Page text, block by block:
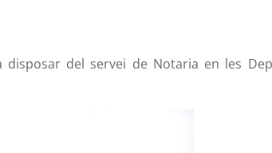
del servei de Notaria en les